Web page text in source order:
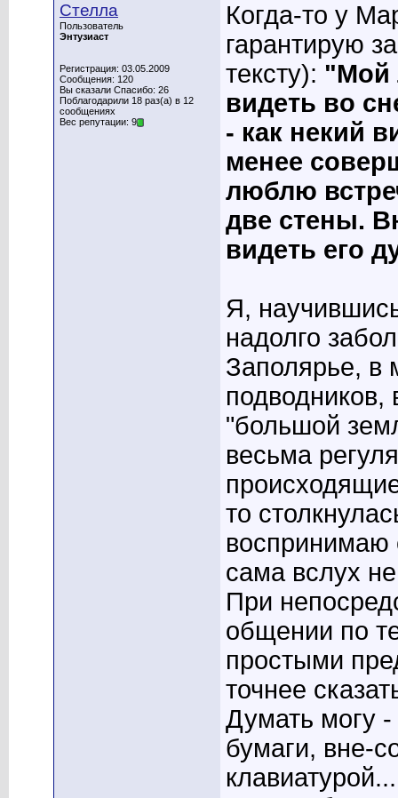
Стелла
Пользователь
Энтузиаст
Регистрация: 03.05.2009
Сообщения: 120
Вы сказали Спасибо: 26
Поблагодарили 18 раз(а) в 12
сообщениях
Вес репутации: 9
Когда-то у
гарантирую
тексту): "Мой
видеть во
- как некий
менее
люблю
две стены.
видеть его
Я,
надолго
Заполярье, в
подводников,
"большой
весьма
то
воспринимаю
сама вслух
При
общении по
простыми
точнее
Думать могу
бумаги, вне-